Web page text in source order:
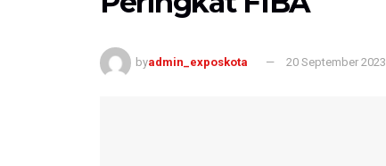
byadmin_exposkota 20 September 2023